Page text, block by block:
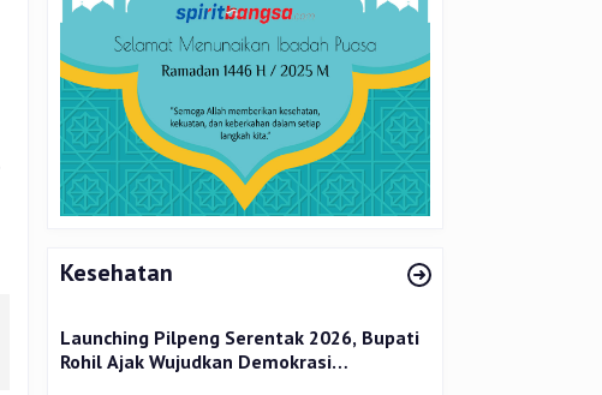
Kesehatan
Launching Pilpeng Serentak 2026, Bupati
Rohil Ajak Wujudkan Demokrasi